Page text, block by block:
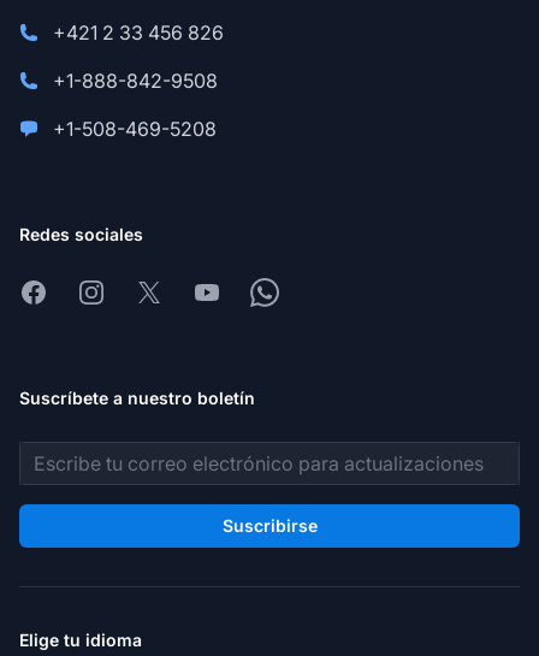
+421 2 33 456 826
+1-888-842-9508
+1-508-469-5208
Redes sociales
FacebookInstagram
X YoutubeWhatsapp
Suscríbete a nuestro boletín
Dirección de correo electrónico
Suscribirse
Elige tu idioma